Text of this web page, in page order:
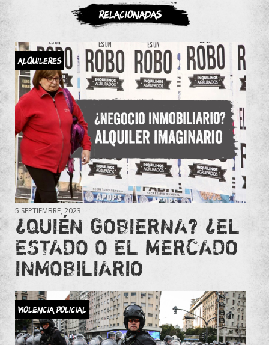
ASOCIATE
Relacionadas
Alquileres
5 SEPTIEMBRE, 2023
¿QUIÉN GOBIERNA? ¿EL
ESTADO O EL MERCADO
INMOBILIARIO
Violencia Policial